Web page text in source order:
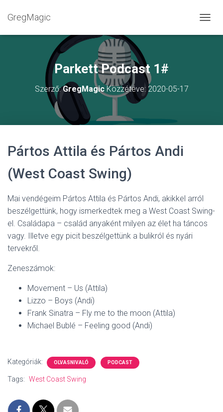
GregMagic
Parkett Podcast 1#
Szerző:GregMagicKözzétéve: 2020-05-17
Pártos Attila és Pártos Andi
(West Coast Swing)
Mai vendégeim Pártos Attila és Pártos Andi, akikkel arról
beszélgettünk, hogy ismerkedtek meg a West Coast Swing-
el. Családapa – család anyaként milyen az élet ha táncos
vagy. Illetve egy picit beszélgettünk a bulikról és nyári
tervekről.
Zeneszámok:
Movement – Us (Attila)
Lizzo – Boys (Andi)
Frank Sinatra – Fly me to the moon (Attila)
Michael Bublé – Feeling good (Andi)
Kategóriák: OLVASNIVALÓ PODCAST
Tags: West Coast Swing